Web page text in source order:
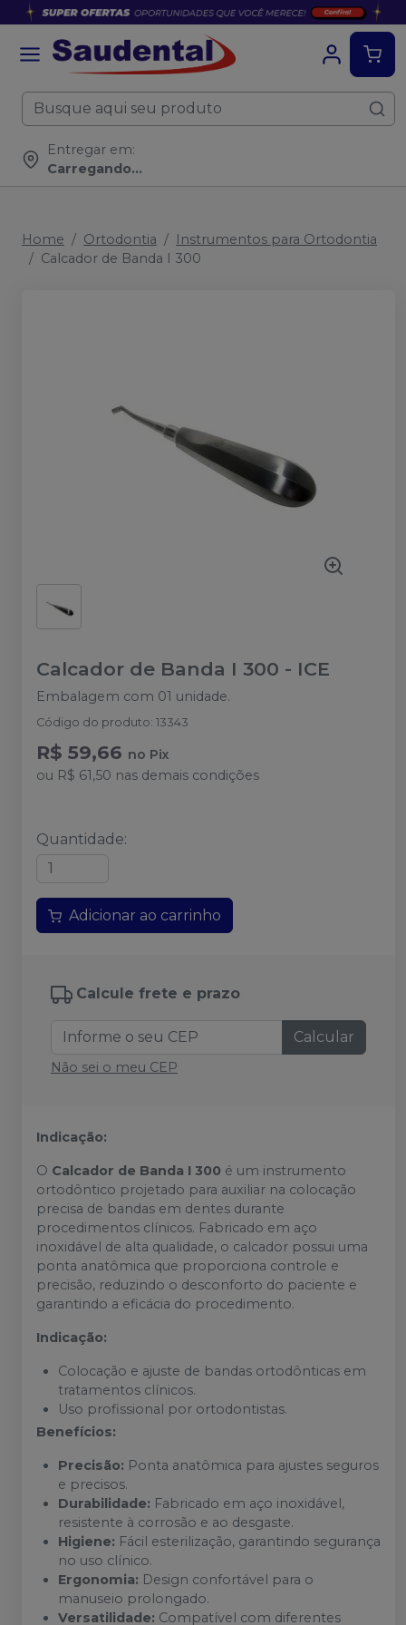
Entregar em:
Carregando...
Home Ortodontia
Instrumentos para Ortodontia
Calcador de Banda I 300
Calcador de Banda I 300 - ICE
Embalagem com 01 unidade.
Código do produto: 13343
R$ 59,66 no Pix
ou R$ 61,50 nas demais condições
Quantidade:
Adicionar ao carrinho
Calcule frete e prazo
Calcular
Não sei o meu CEP
Indicação:
O Calcador de Banda I 300 é um instrumento
ortodôntico projetado para auxiliar na colocação
precisa de bandas em dentes durante
procedimentos clínicos. Fabricado em aço
inoxidável de alta qualidade, o calcador possui uma
ponta anatômica que proporciona controle e
precisão, reduzindo o desconforto do paciente e
garantindo a eficácia do procedimento.
Indicação:
Colocação e ajuste de bandas ortodônticas em
tratamentos clínicos.
Uso profissional por ortodontistas.
Benefícios:
Precisão: Ponta anatômica para ajustes seguros
e precisos.
Durabilidade: Fabricado em aço inoxidável,
resistente à corrosão e ao desgaste.
Higiene: Fácil esterilização, garantindo segurança
no uso clínico.
Ergonomia: Design confortável para o
manuseio prolongado.
Versatilidade: Compatível com diferentes